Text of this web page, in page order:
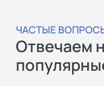
ЧАСТЫЕ
Отвечаем